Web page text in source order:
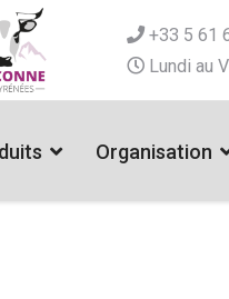
+33 5 61
Lundi au
Organisation